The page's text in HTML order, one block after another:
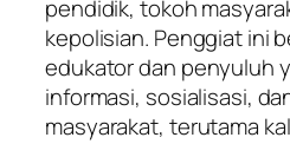
pendidik, tokoh
kepolisian. Penggiat ini
edukator dan penyuluh
informasi, sosialisasi,
masyarakat, terutama